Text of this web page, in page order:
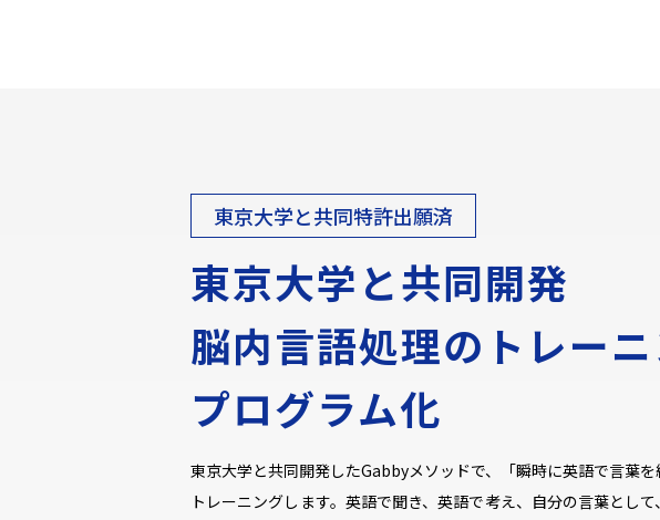
東京大学と共同特許出願済
東京大学と共同開発
脳内言語処理の トレー
プログラム化
東京大学と共同開発したGabbyメソッドで、「瞬時に英語で言葉
トレーニングします。英語で聞き、英語で考え、自分の言葉とし